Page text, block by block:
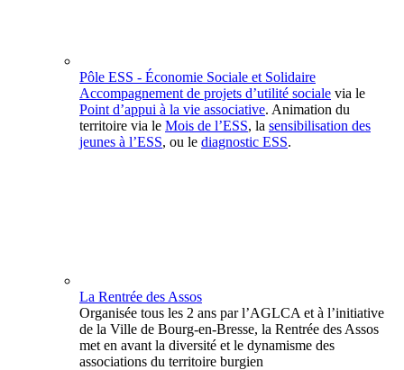
Pôle ESS - Économie Sociale et Solidaire
Accompagnement de projets d’utilité sociale via le
Point d’appui à la vie associative. Animation du
territoire via le Mois de l’ESS, la sensibilisation des
jeunes à l’ESS, ou le diagnostic ESS.
La Rentrée des Assos
Organisée tous les 2 ans par l’AGLCA et à l’initiative
de la Ville de Bourg-en-Bresse, la Rentrée des Assos
met en avant la diversité et le dynamisme des
associations du territoire burgien